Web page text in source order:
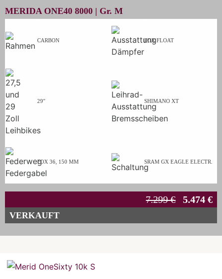
MERIDA ONE40 8000 | Gr. M
CARBON FOX FLOAT
29″ SHIMANO XT
FOX 36, 150 MM SRAM GX EAGLE ELECTR.
7.299 € 5.474 €
VERKAUFT